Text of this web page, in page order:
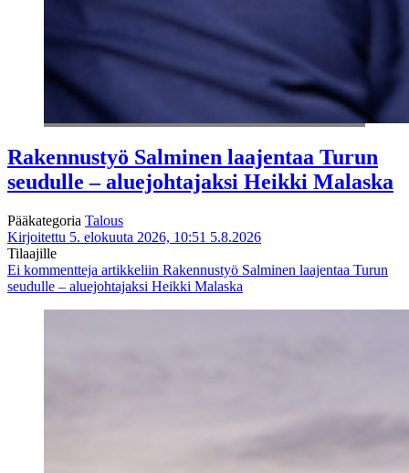
Rakennustyö Salminen laajentaa Turun
seudulle – aluejohtajaksi Heikki Malaska
Pääkategoria Talous
Kirjoitettu 5. elokuuta 2026, 10:51 5.8.2026
Tilaajille
Ei kommentteja artikkeliin Rakennustyö Salminen laajentaa Turun
seudulle – aluejohtajaksi Heikki Malaska